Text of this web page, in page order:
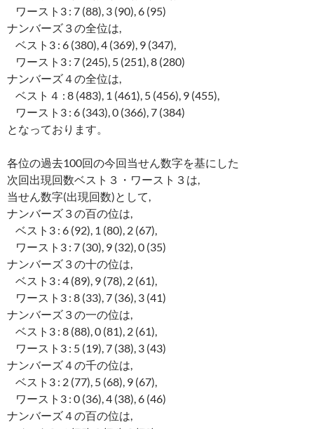
ワースト3 : 7 (88), 3 (90), 6 (95)
ナンバーズ３の全位は,
ベスト3 : 6 (380), 4 (369), 9 (347),
ワースト3 : 7 (245), 5 (251), 8 (280)
ナンバーズ４の全位は,
ベスト４ : 8 (483), 1 (461), 5 (456), 9 (455),
ワースト3 : 6 (343), 0 (366), 7 (384)
となっております。
各位の過去100回の今回当せん数字を基にした
次回出現回数ベスト３・ワースト３は,
当せん数字(出現回数)として,
ナンバーズ３の百の位は,
ベスト3 : 6 (92), 1 (80), 2 (67),
ワースト3 : 7 (30), 9 (32), 0 (35)
ナンバーズ３の十の位は,
ベスト3 : 4 (89), 9 (78), 2 (61),
ワースト3 : 8 (33), 7 (36), 3 (41)
ナンバーズ３の一の位は,
ベスト3 : 8 (88), 0 (81), 2 (61),
ワースト3 : 5 (19), 7 (38), 3 (43)
ナンバーズ４の千の位は,
ベスト3 : 2 (77), 5 (68), 9 (67),
ワースト3 : 0 (36), 4 (38), 6 (46)
ナンバーズ４の百の位は,